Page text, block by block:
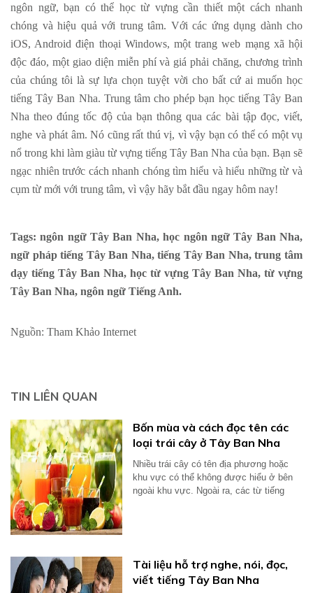
ngôn ngữ, bạn có thể học từ vựng cần thiết một cách nhanh
chóng và hiệu quả với trung tâm. Với các ứng dụng dành cho
iOS, Android điện thoại Windows, một trang web mạng xã hội
độc đáo, một giao diện miễn phí và giá phải chăng, chương trình
của chúng tôi là sự lựa chọn tuyệt vời cho bất cứ ai muốn học
tiếng Tây Ban Nha. Trung tâm cho phép bạn học tiếng Tây Ban
Nha theo đúng tốc độ của bạn thông qua các bài tập đọc, viết,
nghe và phát âm. Nó cũng rất thú vị, vì vậy bạn có thể có một vụ
nổ trong khi làm giàu từ vựng tiếng Tây Ban Nha của bạn. Bạn sẽ
ngạc nhiên trước cách nhanh chóng tìm hiểu và hiểu những từ và
cụm từ mới với trung tâm, vì vậy hãy bắt đầu ngay hôm nay!
Tags: ngôn ngữ Tây Ban Nha, học ngôn ngữ Tây Ban Nha,
ngữ pháp tiếng Tây Ban Nha, tiếng Tây Ban Nha, trung tâm
dạy tiếng Tây Ban Nha, học từ vựng Tây Ban Nha, từ vựng
Tây Ban Nha, ngôn ngữ Tiếng Anh.
Nguồn: Tham Khảo Internet
TIN LIÊN QUAN
Bốn mùa và cách đọc tên các
loại trái cây ở Tây Ban Nha
Nhiều trái cây có tên địa phương hoặc
khu vực có thể không được hiểu ở bên
ngoài khu vực. Ngoài ra, các từ tiếng
Tài liệu hỗ trợ nghe, nói, đọc,
viết tiếng Tây Ban Nha